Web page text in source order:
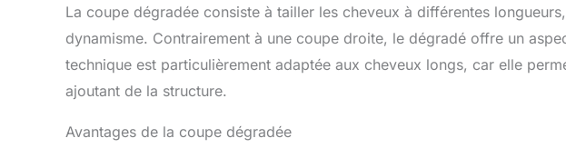
La coupe dégradée consiste à tailler les cheveux à différentes
dynamisme. Contrairement à une coupe droite, le dégradé offre un
technique est particulièrement adaptée aux cheveux longs, car elle
ajoutant de la structure.
Avantages de la coupe dégradée